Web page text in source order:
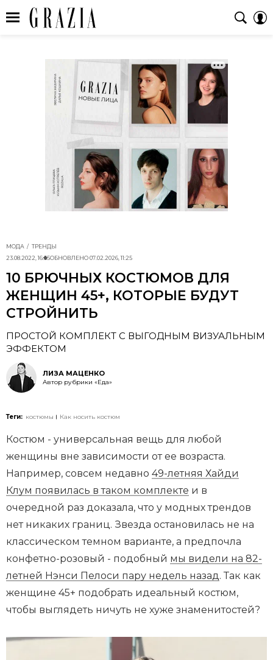
МОДА
ТРЕНДЫ
23.08.2022, 16:55ОБНОВЛЕНО07.02.2026, 11:25
10 БРЮЧНЫХ КОСТЮМОВ ДЛЯ
ЖЕНЩИН 45+, КОТОРЫЕ БУДУТ
СТРОЙНИТЬ
ПРОСТОЙ КОМПЛЕКТ С ВЫГОДНЫМ ВИЗУАЛЬНЫМ
ЭФФЕКТОМ
ЛИЗА МАЦЕНКО
Автор рубрики «Еда»
Теги: костюмы Как носить костюм
Костюм - универсальная вещь для любой
женщины вне зависимости от ее возраста.
Например, совсем недавно 49-летняя Хайди
Клум появилась в таком комплекте и в
очередной раз доказала, что у модных трендов
нет никаких границ. Звезда остановилась не на
классическом темном варианте, а предпочла
конфетно-розовый - подобный мы видели на 82-
летней Нэнси Пелоси пару недель назад. Так как
женщине 45+ подобрать идеальный костюм,
чтобы выглядеть ничуть не хуже знаменитостей?